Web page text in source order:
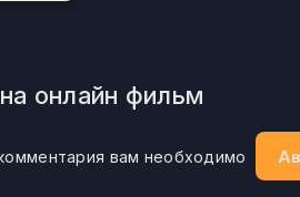
онлайн фильм
вам необходимо